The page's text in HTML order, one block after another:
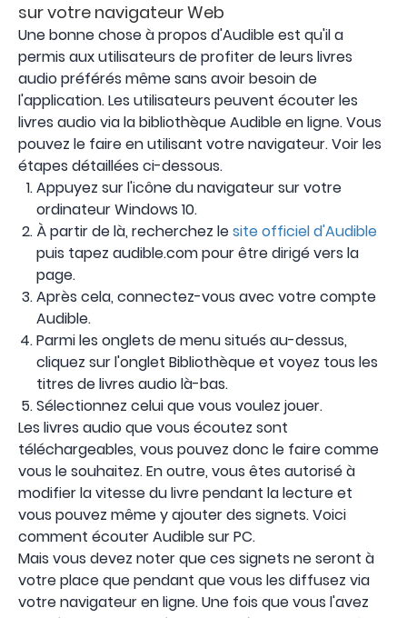
sur votre navigateur Web
Une bonne chose à propos d'Audible est qu'il a
permis aux utilisateurs de profiter de leurs livres
audio préférés même sans avoir besoin de
l'application. Les utilisateurs peuvent écouter les
livres audio via la bibliothèque Audible en ligne. Vous
pouvez le faire en utilisant votre navigateur. Voir les
étapes détaillées ci-dessous.
Appuyez sur l'icône du navigateur sur votre
ordinateur Windows 10.
À partir de là, recherchez lesite officiel d'Audible
puis tapez audible.com pour être dirigé vers la
page.
Après cela, connectez-vous avec votre compte
Audible.
Parmi les onglets de menu situés au-dessus,
cliquez sur l'onglet Bibliothèque et voyez tous les
titres de livres audio là-bas.
Sélectionnez celui que vous voulez jouer.
Les livres audio que vous écoutez sont
téléchargeables, vous pouvez donc le faire comme
vous le souhaitez. En outre, vous êtes autorisé à
modifier la vitesse du livre pendant la lecture et
vous pouvez même y ajouter des signets. Voici
comment écouter Audible sur PC.
Mais vous devez noter que ces signets ne seront à
votre place que pendant que vous les diffusez via
votre navigateur en ligne. Une fois que vous l'avez